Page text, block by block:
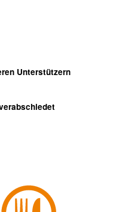
Unterstützern